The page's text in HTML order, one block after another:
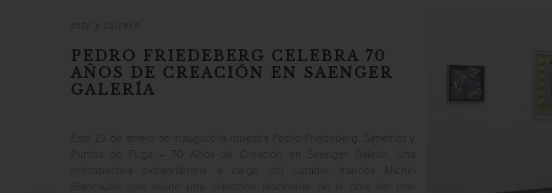
PEDRO FRIEDEBERG CELEBRA 70
AÑOS DE CREACIÓN EN SAENGER
GALERÍA
retrospectiva extraordinaria a cargo del curador francés Michel
Blancsubé que reúne una selección fascinante de la obra de este